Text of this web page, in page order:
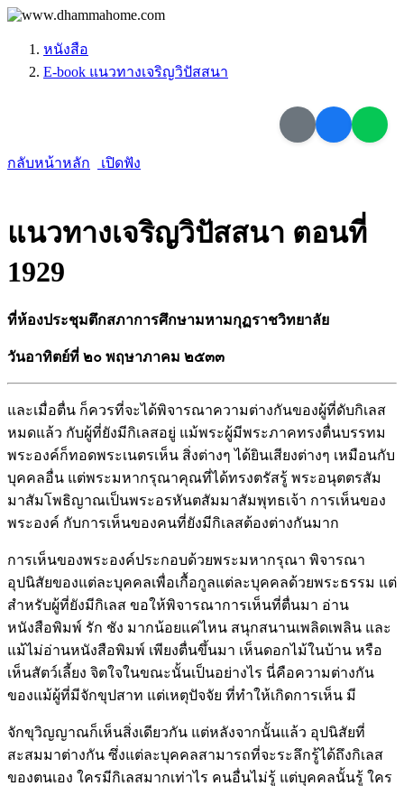
หนังสือ
E-book แนวทางเจริญวิปัสสนา
กลับหน้าหลัก เปิดฟัง
แนวทางเจริญวิปัสสนา ตอนที่
1929
ที่ห้องประชุมตึกสภาการศึกษามหามกุฏราชวิทยาลัย
วันอาทิตย์ที่ ๒๐ พฤษาภาคม ๒๕๓๓
และเมื่อตื่น ก็ควรที่จะได้พิจารณาความต่างกันของผู้ที่ดับกิเลส
หมดแล้ว กับผู้ที่ยังมีกิเลสอยู่ แม้พระผู้มีพระภาคทรงตื่นบรรทม
พระองค์ก็ทอดพระเนตรเห็น สิ่งต่างๆ ได้ยินเสียงต่างๆ เหมือนกับ
บุคคลอื่น แต่พระมหากรุณาคุณที่ได้ทรงตรัสรู้ พระอนุตตรสัม
มาสัมโพธิญาณเป็นพระอรหันตสัมมาสัมพุทธเจ้า การเห็นของ
พระองค์ กับการเห็นของคนที่ยังมีกิเลสต้องต่างกันมาก
การเห็นของพระองค์ประกอบด้วยพระมหากรุณา พิจารณา
อุปนิสัยของแต่ละบุคคลเพื่อเกื้อกูลแต่ละบุคคลด้วยพระธรรม แต่
สำหรับผู้ที่ยังมีกิเลส ขอให้พิจารณาการเห็นที่ตื่นมา อ่าน
หนังสือพิมพ์ รัก ชัง มากน้อยแค่ไหน สนุกสนานเพลิดเพลิน และ
แม้ไม่อ่านหนังสือพิมพ์ เพียงตื่นขึ้นมา เห็นดอกไม้ในบ้าน หรือ
เห็นสัตว์เลี้ยง จิตใจในขณะนั้นเป็นอย่างไร นี่คือความต่างกัน
ของแม้ผู้ที่มีจักขุปสาท แต่เหตุปัจจัย ที่ทำให้เกิดการเห็น มี
จักขุวิญญาณก็เห็นสิ่งเดียวกัน แต่หลังจากนั้นแล้ว อุปนิสัยที่
สะสมมาต่างกัน ซึ่งแต่ละบุคคลสามารถที่จะระลึกรู้ได้ถึงกิเลส
ของตนเอง ใครมีกิเลสมากเท่าไร คนอื่นไม่รู้ แต่บุคคลนั้นรู้ ใคร